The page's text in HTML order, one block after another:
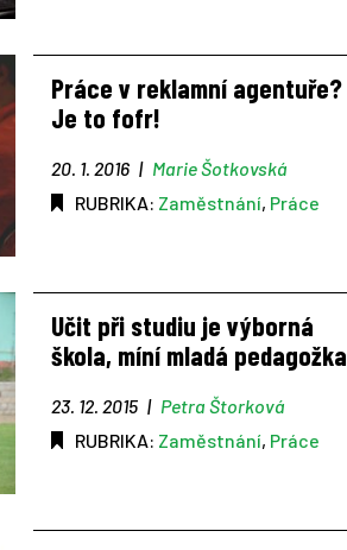
Práce v reklamní agentuře?
Je to fofr!
20. 1. 2016 | Marie Šotkovská
RUBRIKA: Zaměstnání, Práce
Učit při studiu je výborná
škola, míní mladá pedagožka
23. 12. 2015 | Petra Štorková
RUBRIKA: Zaměstnání, Práce